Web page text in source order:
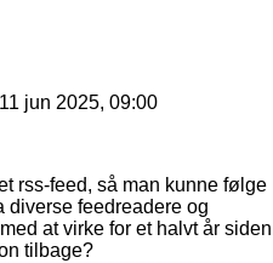
11 jun 2025, 09:00
rss-feed, så man kunne følge
diverse feedreadere og
at virke for et halvt år siden
tilbage?